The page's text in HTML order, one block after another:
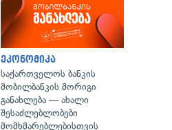
ეკონომიკა
საქართველოს ბანკის
მობილბანკის მორიგი
განახლება — ახალი
შესაძლებლობები
მომხმარებლებისთვის